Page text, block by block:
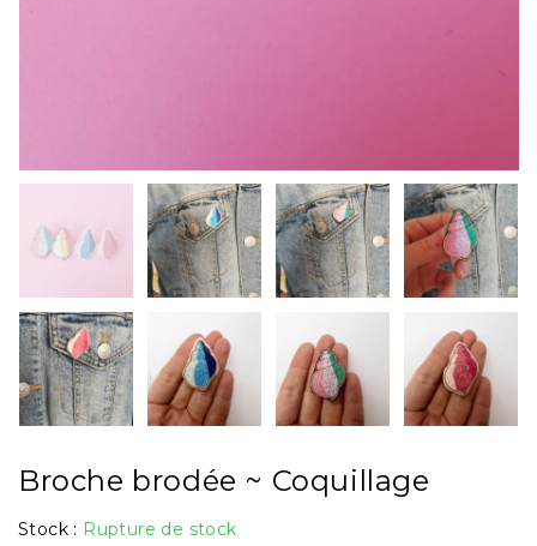
Broche brodée ~ Coquillage
Stock : Rupture de stock